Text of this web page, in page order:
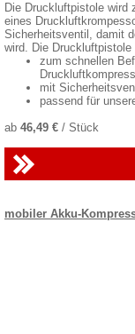
Die Druckluftpistole wird
eines
Sicherheitsventil, damit
wird. Die
zum schnellen
mit
passend für
ab 46,49 € / Stück
mobiler Akku-